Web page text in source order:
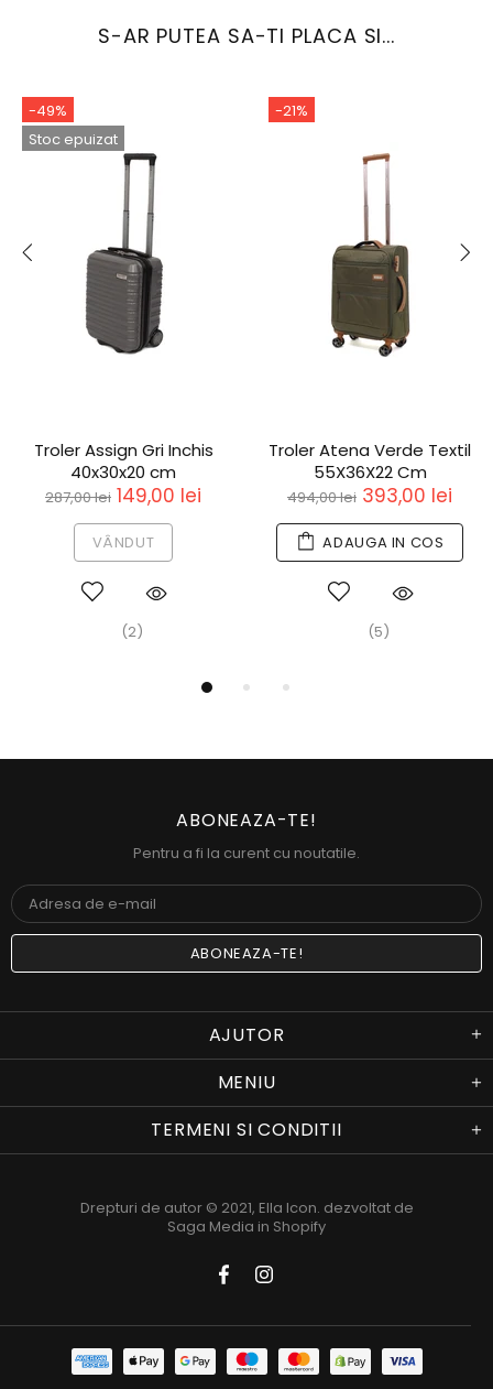
S-AR PUTEA SA-TI PLACA SI...
-49%
Stoc epuizat
Troler Assign Gri Inchis
40x30x20 cm
287,00 lei 149,00 lei
VÂNDUT
(2)
-21%
Troler Atena Verde Textil
55X36X22 Cm
494,00 lei 393,00 lei
ADAUGA IN COS
(5)
ABONEAZA-TE!
Pentru a fi la curent cu noutatile.
AJUTOR
MENIU
TERMENI SI CONDITII
Drepturi de autor © 2021, Ella Icon. dezvoltat de
Saga Media in Shopify